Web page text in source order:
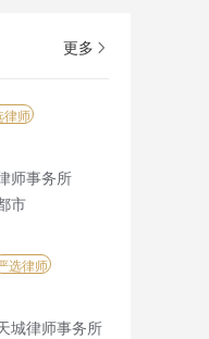
更多
律师
师事务所
市
选律师
城律师事务所